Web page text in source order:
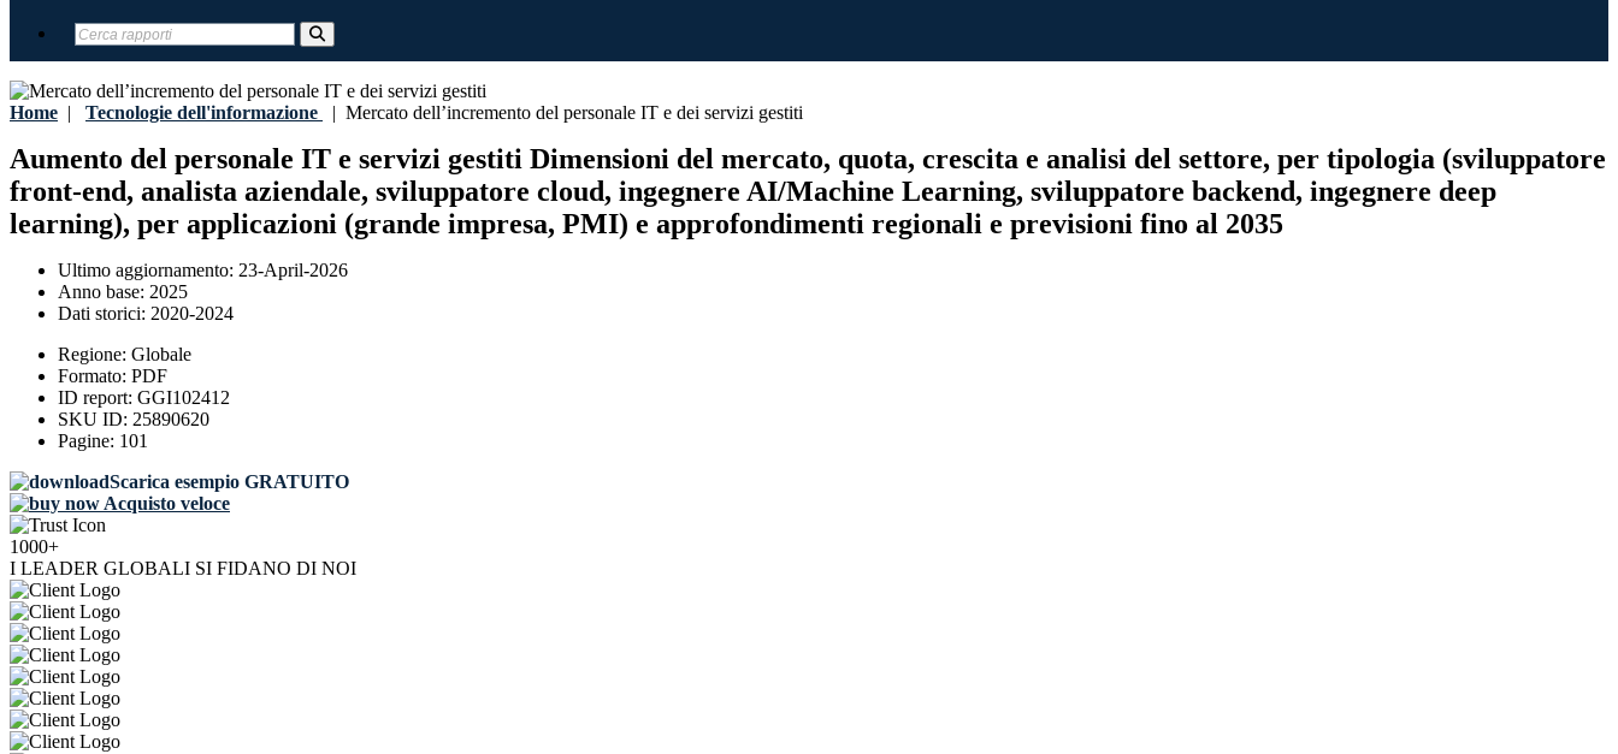
Home | Tecnologie dell'informazione | Mercato dell’incremento del personale IT e dei servizi gestiti
Aumento del personale IT e servizi gestiti Dimensioni del mercato, quota, crescita e analisi del settore, per tipologia (sviluppatore
front-end, analista aziendale, sviluppatore cloud, ingegnere AI/Machine Learning, sviluppatore backend, ingegnere deep
learning), per applicazioni (grande impresa, PMI) e approfondimenti regionali e previsioni fino al 2035
Ultimo aggiornamento: 23-April-2026
Anno base: 2025
Dati storici: 2020-2024
Regione: Globale
Formato: PDF
ID report: GGI102412
SKU ID: 25890620
Pagine: 101
Scarica esempio GRATUITO
Acquisto veloce
1000+
I LEADER GLOBALI SI FIDANO DI NOI